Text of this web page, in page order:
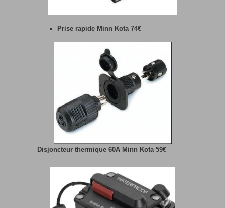
Prise rapide Minn Kota 74€
Disjoncteur thermique 60A Minn Kota 59€